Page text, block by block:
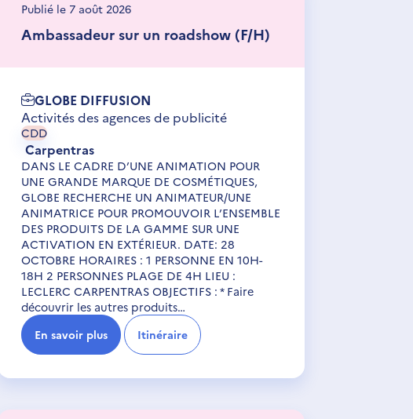
Publié le 7 août 2026
Ambassadeur sur un roadshow (F/H)
GLOBE DIFFUSION
Activités des agences de publicité
CDD
Carpentras
DANS LE CADRE D’UNE ANIMATION POUR
UNE GRANDE MARQUE DE COSMÉTIQUES,
GLOBE RECHERCHE UN ANIMATEUR/UNE
ANIMATRICE POUR PROMOUVOIR L’ENSEMBLE
DES PRODUITS DE LA GAMME SUR UNE
ACTIVATION EN EXTÉRIEUR. DATE: 28
OCTOBRE HORAIRES : 1 PERSONNE EN 10H-
18H 2 PERSONNES PLAGE DE 4H LIEU :
LECLERC CARPENTRAS OBJECTIFS : * Faire
découvrir les autres produits…
En savoir plus
Itinéraire